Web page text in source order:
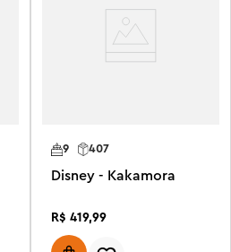
407
9
Disney - Kakamora
R$ 419,99